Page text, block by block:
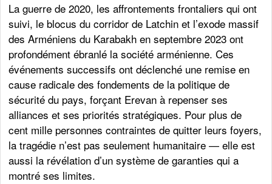
La guerre de 2020, les affrontements frontaliers qui ont
suivi, le blocus du corridor de Latchin et l’exode massif
des Arméniens du Karabakh en septembre 2023 ont
profondément ébranlé la société arménienne. Ces
événements successifs ont déclenché une remise en
cause radicale des fondements de la politique de
sécurité du pays, forçant Erevan à repenser ses
alliances et ses priorités stratégiques. Pour plus de
cent mille personnes contraintes de quitter leurs foyers,
la tragédie n’est pas seulement humanitaire — elle est
aussi la révélation d’un système de garanties qui a
montré ses limites.